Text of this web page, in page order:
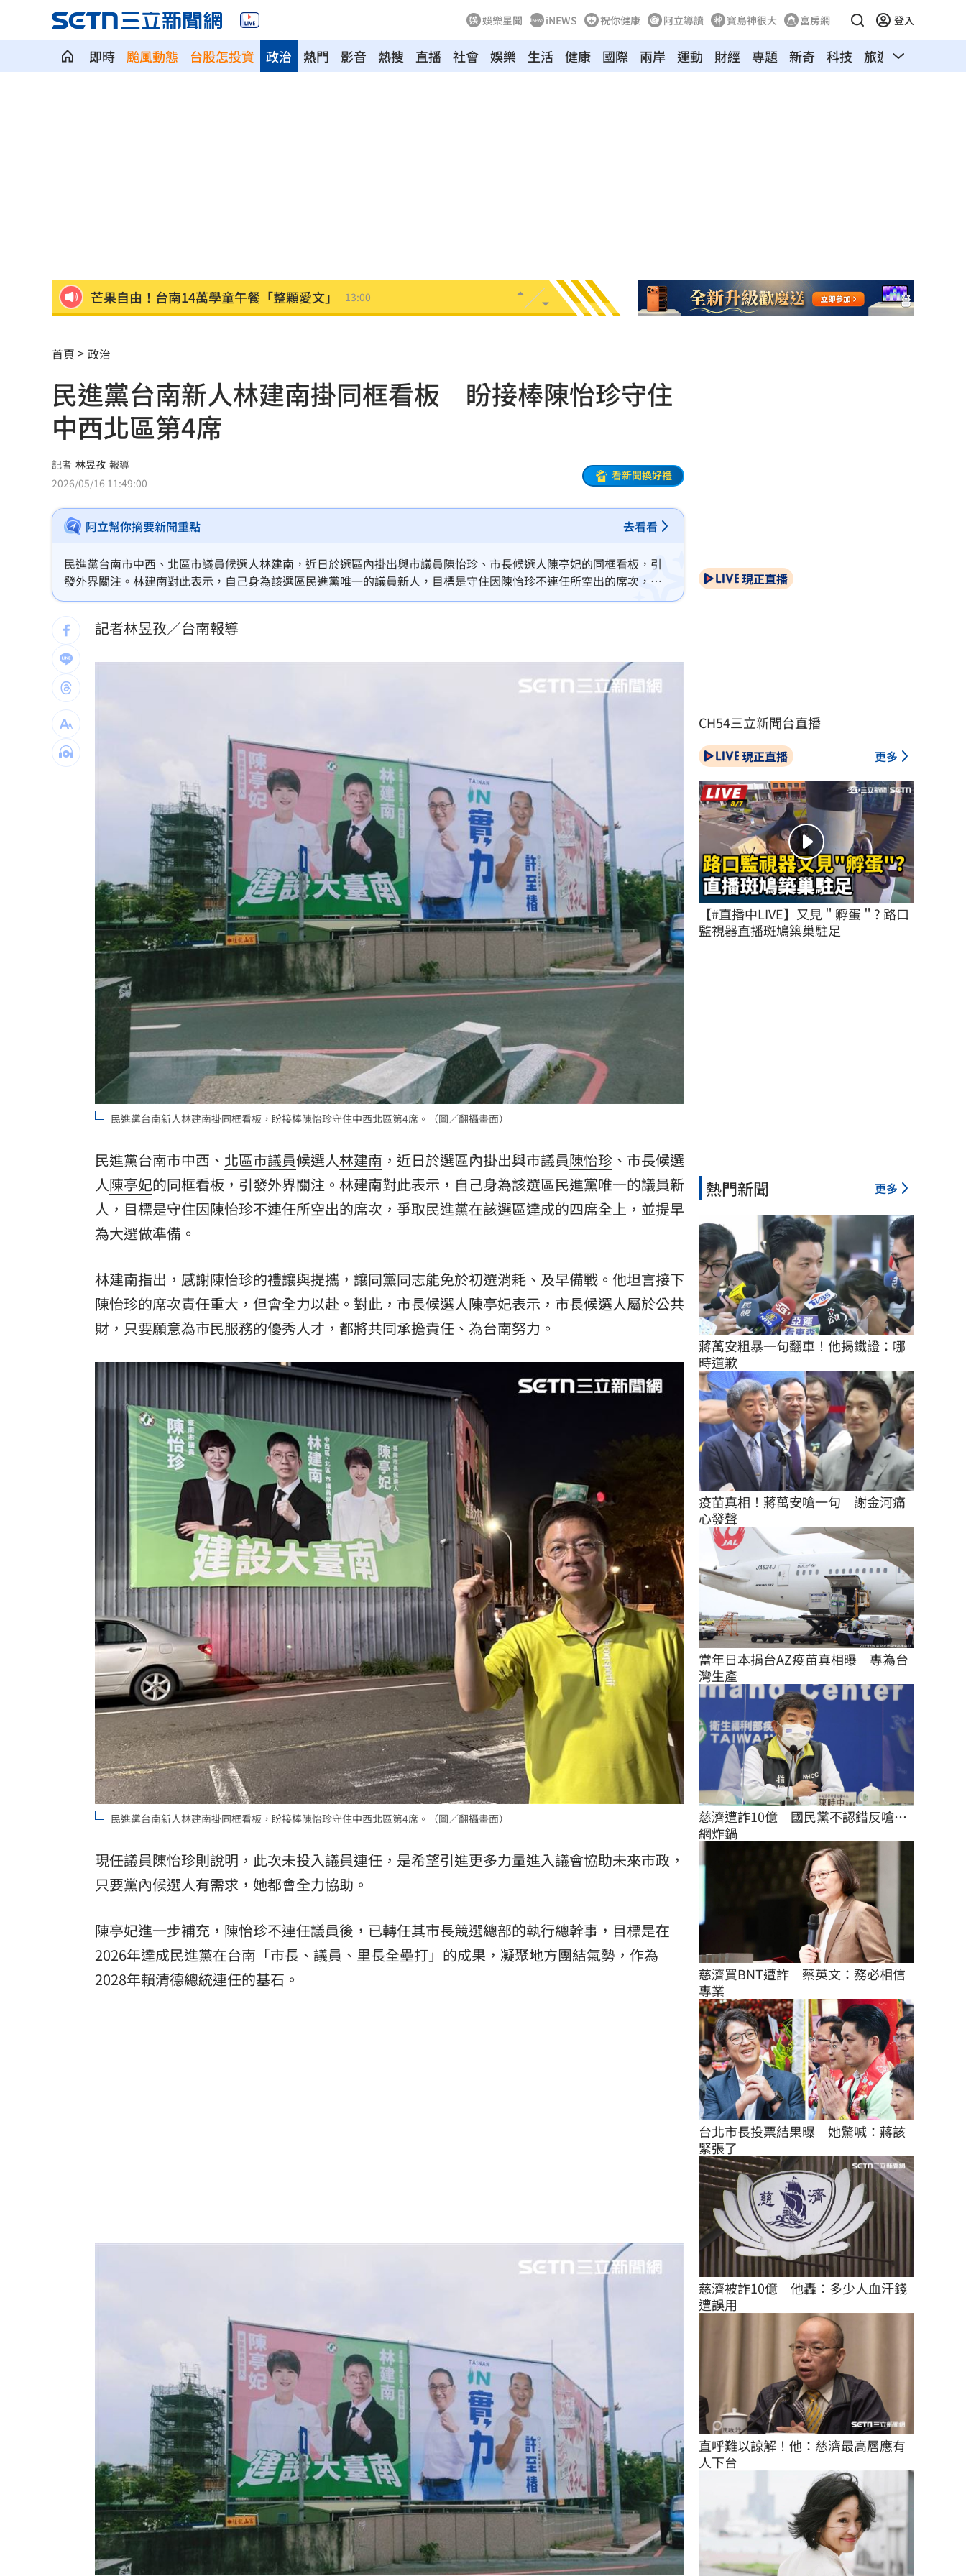
娛樂星聞 iNEWS 祝你健康 阿立導讀 寶島神很大 富房網 登入
即時 颱風動態 台股怎投資 熱門 影音 熱搜 直播
政治 社會 娛樂 生活 健康 國際 兩岸 運動 財經 專題 新奇 科技 旅遊 汽車
除夕夜母被帶走？兒上署長室留言：要殺警 13:00
女團成員手劇烈顫抖 韓網：身體恐出問題 12:59
台中男發酒瘋遭管束！尿在警察身上下場曝
父親節來了！蔣萬安、沈伯洋曝與子女互動
道奇守護神挨再見2分砲 遭逆轉苦吞7連敗
BMW小跑車自撞翻覆！氣囊爆22歲男困車內 12:46
朴寶劍替爸扛8億債 昔宣布破產仍不埋怨 12:40
青春回來了！「阿妹妹」睽違27年驚喜合體
星宇航空往返沖繩「全取消」加班機也喊卡 12:32
酒客吃完螺殼丟隔壁桌 引發熱炒店大亂鬥
20:31
LIVE三立+24小時直播 15:27
三立iNEWS新聞台線上直播
AI時代！威力馬導入智慧營運系統提升效率 12:00
商場戰國來臨 台中「頂奢大道」逐漸成形 12:00
台彩父親節推新刮刮樂千萬頭獎超「爸」氣 12:00
「拍片人的多重宇宙」職涯論壇9/12登場！ 10:30
8國球員齊聚高雄 Formosa 7s掀足球熱潮 10:00
理想混蛋號召粉絲跨海追星吃美食！
首頁 政治
民進黨台南新人林建南掛同框看板 盼接棒陳怡珍守住
中西北區第4席
記者 林昱孜 報導
2026/05/16 11:49:00
看新聞換好禮
阿立幫你摘要新聞重點 去看看
民進黨台南市中西、北區市議員候選人林建南，近日於選區內掛出與市議員陳怡珍、市長候選人陳亭妃的同框看板，引
發外界關注。林建南對此表示，自己身為該選區民進黨唯一的議員新人，目標是守住因陳怡珍不連任所空出的席次，爭
取民進黨在該選區達成的四席全上，並提早為大選做準備。
記者林昱孜／台南報導
民進黨台南新人林建南掛同框看板，盼接棒陳怡珍守住中西北區第4席。（圖／翻攝畫面）
民進黨台南市中西、 北區市議員候選人林建南 ，近日於選區內掛出與市議員陳怡珍 、市長候選
人陳亭妃的同框看板，引發外界關注。林建南對此表示，自己身為該選區民進黨唯一的議員新
人，目標是守住因陳怡珍不連任所空出的席次，爭取民進黨在該選區達成的四席全上，並提早
為大選做準備。
林建南指出，感謝陳怡珍的禮讓與提攜，讓同黨同志能免於初選消耗、及早備戰。他坦言接下
陳怡珍的席次責任重大，但會全力以赴。對此，市長候選人陳亭妃表示，市長候選人屬於公共
財，只要願意為市民服務的優秀人才，都將共同承擔責任、為台南努力。
民進黨台南新人林建南掛同框看板，盼接棒陳怡珍守住中西北區第4席。（圖／翻攝畫面）
現任議員陳怡珍則說明，此次未投入議員連任，是希望引進更多力量進入議會協助未來市政，
只要黨內候選人有需求，她都會全力協助。
陳亭妃進一步補充，陳怡珍不連任議員後，已轉任其市長競選總部的執行總幹事，目標是在
2026年達成民進黨在台南「市長、議員、里長全壘打」的成果，凝聚地方團結氣勢，作為
2028年賴清德總統連任的基石。
現正直播
CH54三立新聞台直播
現正直播 更多
【#直播中LIVE】又見＂孵蛋＂? 路口
監視器直播斑鳩築巢駐足
熱門新聞 更多
蔣萬安粗暴一句翻車！他揭鐵證：哪
時道歉
疫苗真相！蔣萬安嗆一句　謝金河痛
心發聲
當年日本捐台AZ疫苗真相曝　專為台
灣生產
慈濟遭詐10億　國民黨不認錯反嗆⋯
網炸鍋
慈濟買BNT遭詐　蔡英文：務必相信
專業
台北市長投票結果曝　她驚喊：蔣該
緊張了
慈濟被詐10億　他轟：多少人血汗錢
遭誤用
直呼難以諒解！他：慈濟最高層應有
人下台